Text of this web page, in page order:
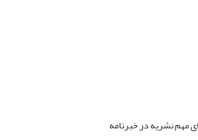
مهم نشریه در خبرنامه